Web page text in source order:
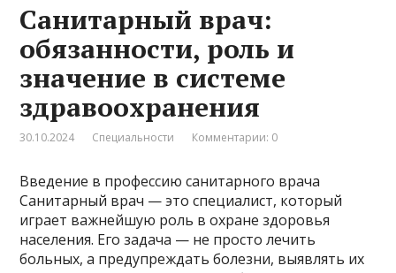
Санитарный врач:
обязанности, роль и
значение в системе
здравоохранения
30.10.2024 Специальности Комментарии: 0
Введение в профессию санитарного врача
Санитарный врач — это специалист, который
играет важнейшую роль в охране здоровья
населения. Его задача — не просто лечить
больных, а предупреждать болезни, выявлять их